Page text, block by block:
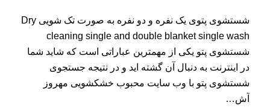
شستشوی پتوی یک نفره و دو نفره به صورت تک شویی Dry
cleaning single and double blanket single wash
شستشوی پتو یکی از مهمترین عباراتی است که شاید شما
در اینترنت به دنبال آن گشته اید و در نتیجه جستجوی
شستشوی پتو با وب سایت محبوب خشکشویی مهروز
آش…